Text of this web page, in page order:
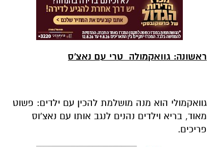
ראשונה: גוואקמולה טרי עם נאצ'ס
גוואקמולי הוא מנה מושלמת להכין עם ילדים: פשוט
מאוד, בריא וילדים נהנים לנגב אותו עם נאצ'וס
פריכים.